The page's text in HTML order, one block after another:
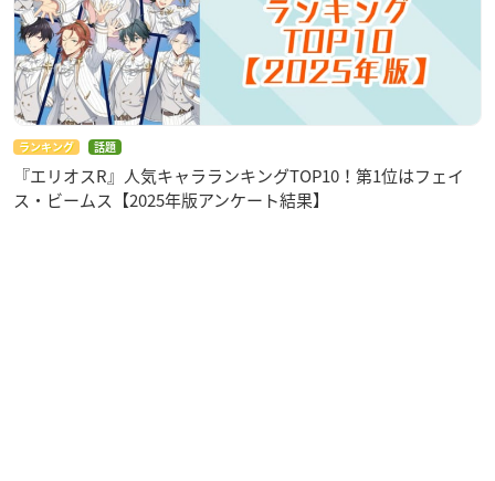
ランキング 話題
『エリオスR』人気キャラランキングTOP10！第1位はフェイ
ス・ビームス【2025年版アンケート結果】